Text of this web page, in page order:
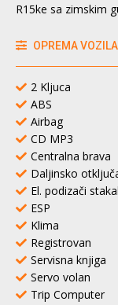
R15ke sa zimskim
OPREMA VOZILA
2 Kljuca
ABS
Airbag
CD MP3
Centralna brava
Daljinsko
El. podizači
ESP
Klima
Registrovan
Servisna knjiga
Servo volan
Trip Computer